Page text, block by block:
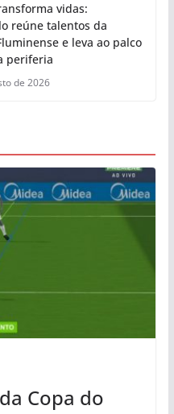
vidas:
reúne talentos da
e leva ao palco
periferia
de 2026
Copa do